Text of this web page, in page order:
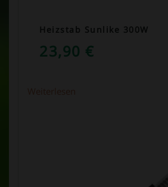
Heizstab Sunlike 300W
23,90 €